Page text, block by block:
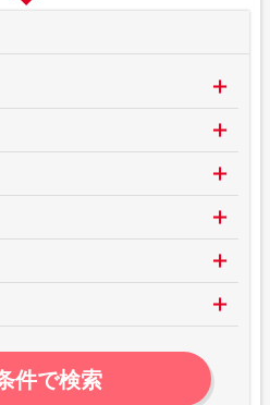
件で検索